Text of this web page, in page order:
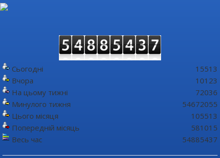
Сьогодні
Вчора
На цьому тижні
Минулого тижня
Цього місяця
Попередній місяць
Весь час
15513
10123
72036
54672055
105513
581015
54885437